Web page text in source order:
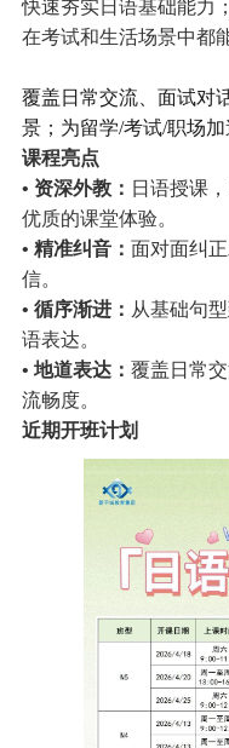
快速夯实日语基础能力
在考试和生活场景中都
覆盖日常交流、面试对
景；为留学/考试/职场
课程亮点
• 资深外教： 日语授课
优质的课堂体验。
• 精准纠音： 面对面纠
信。
• 循序渐进： 从基础句
语表达。
• 地道表达： 覆盖日常
流畅度。
近期开班计划